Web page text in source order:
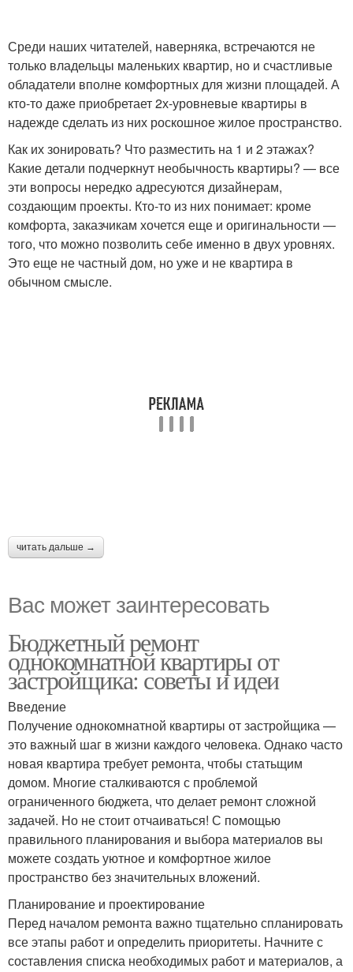
Среди наших читателей, наверняка, встречаются не
только владельцы маленьких квартир, но и счастливые
обладатели вполне комфортных для жизни площадей. А
кто-то даже приобретает 2х-уровневые квартиры в
надежде сделать из них роскошное жилое пространство.
Как их зонировать? Что разместить на 1 и 2 этажах?
Какие детали подчеркнут необычность квартиры? — все
эти вопросы нередко адресуются дизайнерам,
создающим проекты. Кто-то из них понимает: кроме
комфорта, заказчикам хочется еще и оригинальности —
того, что можно позволить себе именно в двух уровнях.
Это еще не частный дом, но уже и не квартира в
обычном смысле.
читать дальше →
Вас может заинтересовать
Бюджетный ремонт
однокомнатной квартиры от
застройщика: советы и идеи
Введение
Получение однокомнатной квартиры от застройщика —
это важный шаг в жизни каждого человека. Однако часто
новая квартира требует ремонта, чтобы статьщим
домом. Многие сталкиваются с проблемой
ограниченного бюджета, что делает ремонт сложной
задачей. Но не стоит отчаиваться! С помощью
правильного планирования и выбора материалов вы
можете создать уютное и комфортное жилое
пространство без значительных вложений.
Планирование и проектирование
Перед началом ремонта важно тщательно спланировать
все этапы работ и определить приоритеты. Начните с
составления списка необходимых работ и материалов, а